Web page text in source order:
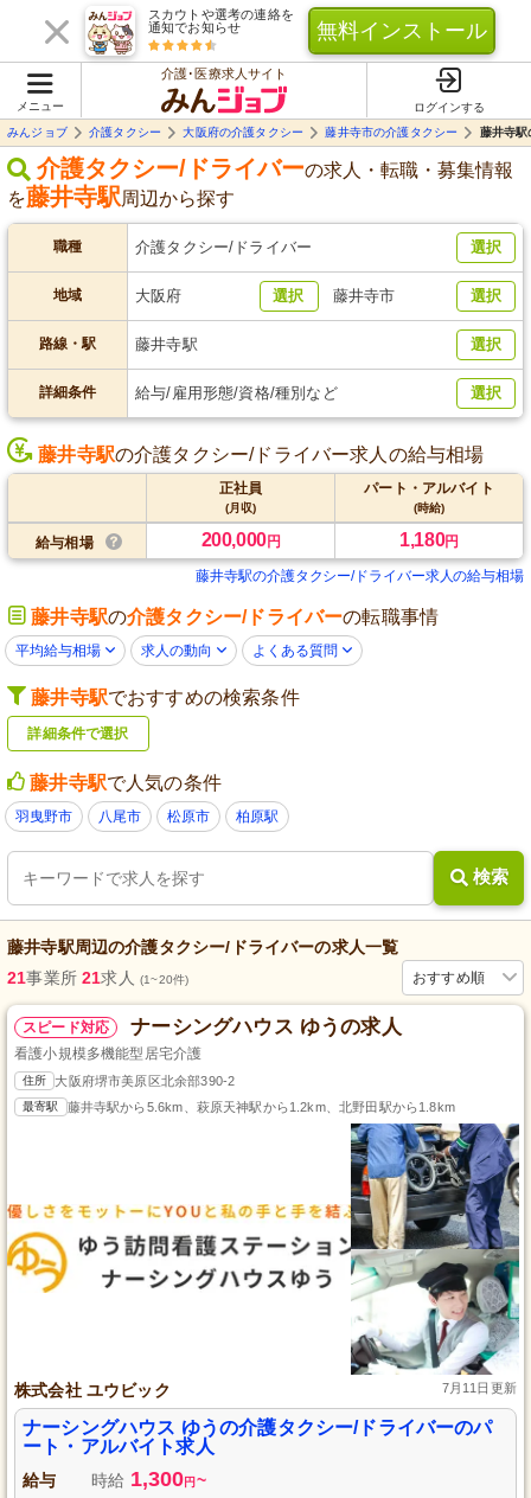
スカウトや選考の連絡を
通知でお知らせ
無料インストール
メニュー
介護･医療求人サイト
ログインする
みんジョブ
介護タクシー 大阪府の介護タクシー 藤井寺市の介護タクシー 藤井寺駅
介護タクシー/ドライバーの求人・転職・募集情報
を藤井寺駅周辺から探す
職種 介護タクシー/ドライバー 選択
地域 大阪府 選択 藤井寺市 選択
路線・駅 藤井寺駅 選択
詳細条件 給与/雇用形態/資格/種別など 選択
藤井寺駅の介護タクシー/ドライバー求人の給与相場
正社員
(月収)
パート・アルバイト
(時給)
給与相場 200,000円 1,180円
藤井寺駅の介護タクシー/ドライバー求人の給与相場
藤井寺駅の介護タクシー/ドライバーの転職事情
平均給与相場 求人の動向 よくある質問
藤井寺駅でおすすめの検索条件
詳細条件で選択
藤井寺駅で人気の条件
羽曳野市 八尾市 松原市 柏原駅
検索
藤井寺駅周辺の介護タクシー/ドライバーの求人一覧
おすすめ順
21事業所 21求人 (1~20件)
スピード対応 ナーシングハウス ゆうの求人
看護小規模多機能型居宅介護
住所 大阪府堺市美原区北余部390-2
最寄駅 藤井寺駅から5.6km、萩原天神駅から1.2km、北野田駅から1.8km
株式会社 ユウビック 7月11日更新
ナーシングハウス ゆうの介護タクシー/ドライバーのパ
ート・アルバイト求人
給与 時給 1,300円 ~